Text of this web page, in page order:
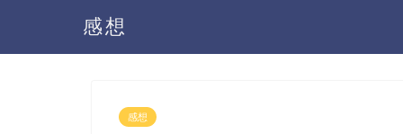
感想
感想